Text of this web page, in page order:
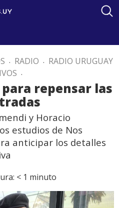
. RADIO . RADIO URUGUAY
.
repensar las
y Horacio
estudios de Nos
anticipar los detalles
< 1 minuto